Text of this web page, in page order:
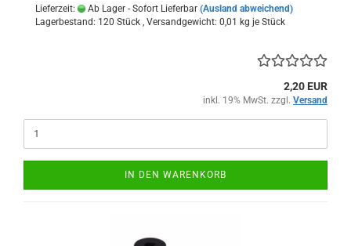
Lieferzeit: Ab Lager - Sofort Lieferbar (Ausland abweichend)
Lagerbestand: 120 Stück , Versandgewicht: 0,01 kg je Stück
2,20 EUR
inkl. 19% MwSt. zzgl. Versand
IN DEN WARENKORB